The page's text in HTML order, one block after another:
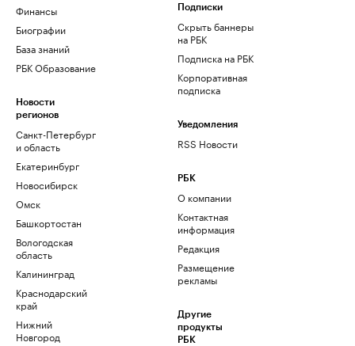
Финансы
Биографии
База знаний
РБК Образование
Новости
регионов
Санкт-Петербург
и область
Екатеринбург
Новосибирск
Омск
Башкортостан
Вологодская
область
Калининград
Краснодарский
край
Нижний
Новгород
Подписки
Скрыть баннеры
на РБК
Подписка на РБК
Корпоративная
подписка
Уведомления
RSS Новости
РБК
О компании
Контактная
информация
Редакция
Размещение
рекламы
Другие
продукты
РБК